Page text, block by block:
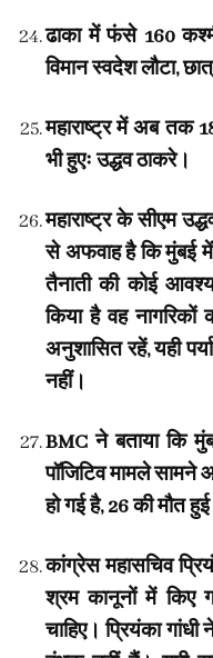
ढाका में फंसे 160
विमान स्वदेश लौटा,
महाराष्ट्र में अब तक
भी हुएः उद्धव ठाकरे।
महाराष्ट्र के सीएम
से अफवाह है कि मुंबई में
तैनाती की कोई
किया है वह
अनुशासित रहें, यही
नहीं।
BMC ने बताया कि
पॉजिटिव मामले
हो गई है, 26 की मौत
कांग्रेस महासचिव
श्रम कानूनों में किए
चाहिए। प्रियंका